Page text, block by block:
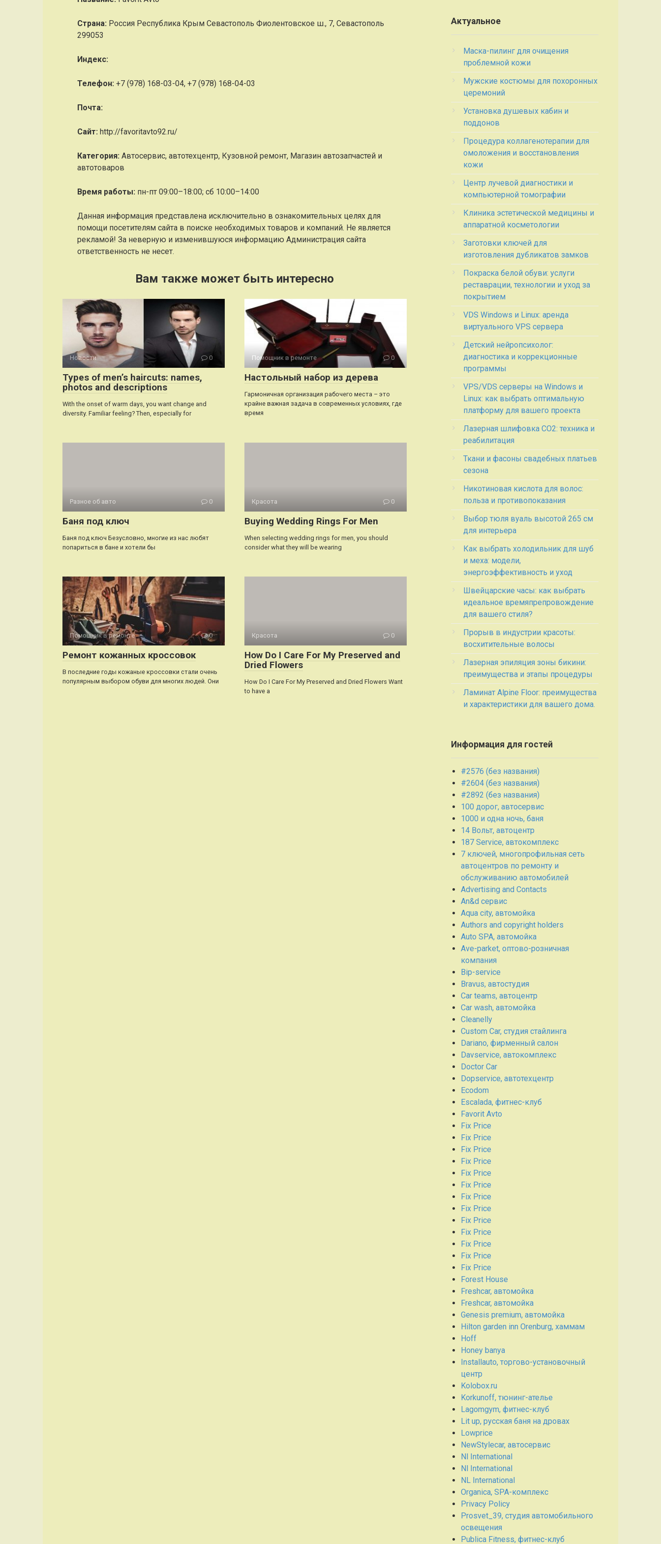
Страна: Россия Республика Крым Севастополь Фиолентовское ш., 7, Севастополь
299053
Индекс:
Телефон: +7 (978) 168-03-04, +7 (978) 168-04-03
Почта:
Cайт: http://favoritavto92.ru/
Категория: Автосервис, автотехцентр, Кузовной ремонт, Магазин автозапчастей и
автотоваров
Время работы: пн-пт 09:00–18:00; сб 10:00–14:00
Данная информация представлена исключительно в ознакомительных целях для
помощи посетителям сайта в поиске необходимых товаров и компаний. Не является
рекламой! За неверную и изменившуюся информацию Администрация сайта
ответственность не несет.
Вам также может быть интересно
Новости 0
Types of men’s haircuts: names,
photos and descriptions
With the onset of warm days, you want change and
diversity. Familiar feeling? Then, especially for
Помощник в ремонте 0
Настольный набор из дерева
Гармоничная организация рабочего места – это
крайне важная задача в современных условиях, где
время
Разное об авто 0
Баня под ключ
Баня под ключ Безусловно, многие из нас любят
попариться в бане и хотели бы
Красота 0
Buying Wedding Rings For Men
When selecting wedding rings for men, you should
consider what they will be wearing
Помощник в ремонте 0
Ремонт кожанных кроссовок
В последние годы кожаные кроссовки стали очень
популярным выбором обуви для многих людей. Они
Красота 0
How Do I Care For My Preserved and
Dried Flowers
How Do I Care For My Preserved and Dried Flowers Want
to have a
Актуальное
Маска-пилинг для очищения
проблемной кожи
Мужские костюмы для похоронных
церемоний
Установка душевых кабин и
поддонов
Процедура коллагенотерапии для
омоложения и восстановления
кожи
Центр лучевой диагностики и
компьютерной томографии
Клиника эстетической медицины и
аппаратной косметологии
Заготовки ключей для
изготовления дубликатов замков
Покраска белой обуви: услуги
реставрации, технологии и уход за
покрытием
VDS Windows и Linux: аренда
виртуального VPS сервера
Детский нейропсихолог:
диагностика и коррекционные
программы
VPS/VDS серверы на Windows и
Linux: как выбрать оптимальную
платформу для вашего проекта
Лазерная шлифовка СО2: техника и
реабилитация
Ткани и фасоны свадебных платьев
сезона
Никотиновая кислота для волос:
польза и противопоказания
Выбор тюля вуаль высотой 265 см
для интерьера
Как выбрать холодильник для шуб
и меха: модели,
энергоэффективность и уход
Швейцарские часы: как выбрать
идеальное времяпрепровождение
для вашего стиля?
Прорыв в индустрии красоты:
восхитительные волосы
Лазерная эпиляция зоны бикини:
преимущества и этапы процедуры
Ламинат Alpine Floor: преимущества
и характеристики для вашего дома.
Информация для гостей
#2576 (без названия)
#2604 (без названия)
#2892 (без названия)
100 дорог, автосервис
1000 и одна ночь, баня
14 Вольт, автоцентр
187 Service, автокомплекс
7 ключей, многопрофильная сеть
автоцентров по ремонту и
обслуживанию автомобилей
Advertising and Contacts
An&d сервис
Aqua city, автомойка
Authors and copyright holders
Auto SPA, автомойка
Ave-parket, оптово-розничная
компания
Bip-service
Bravus, автостудия
Car teams, автоцентр
Car wash, автомойка
Cleanelly
Custom Car, студия стайлинга
Dariano, фирменный салон
Davservice, автокомплекс
Doctor Car
Dopservice, автотехцентр
Ecodom
Escalada, фитнес-клуб
Favorit Avto
Fix Price
Fix Price
Fix Price
Fix Price
Fix Price
Fix Price
Fix Price
Fix Price
Fix Price
Fix Price
Fix Price
Fix Price
Fix Price
Forest House
Freshcar, автомойка
Freshcar, автомойка
Genesis premium, автомойка
Hilton garden inn Orenburg, хаммам
Hoff
Honey banya
Installauto, торгово-установочный
центр
Kolobox.ru
Korkunoff, тюнинг-ателье
Lagomgym, фитнес-клуб
Lit up, русская баня на дровах
Lowprice
NewStylecar, автосервис
Nl International
Nl International
NL International
Organica, SPA-комплекс
Privacy Policy
Prosvet_39, студия автомобильного
освещения
Publica Fitness, фитнес-клуб